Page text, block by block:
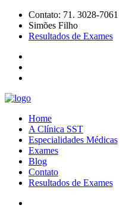
Contato: 71. 3028-7061
Simões Filho
Resultados de Exames
Home
A Clínica SST
Especialidades Médicas
Exames
Blog
Contato
Resultados de Exames